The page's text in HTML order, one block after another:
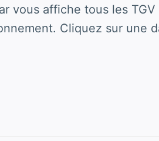
vous affiche tous les
Cliquez sur une